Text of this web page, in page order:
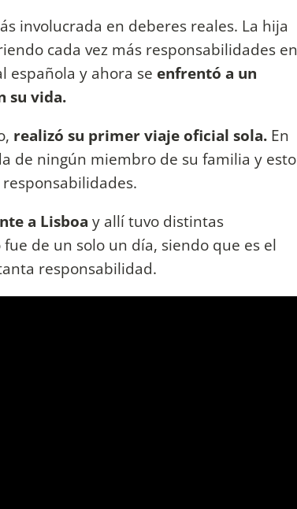
involucrada en deberes reales. La hija
cada vez más responsabilidades en
española y ahora se enfrentó a un
su vida.
realizó su primer viaje oficial sola. En
de ningún miembro de su familia y esto
a Lisboa y allí tuvo distintas
de un solo un día, siendo que es el
responsabilidad.